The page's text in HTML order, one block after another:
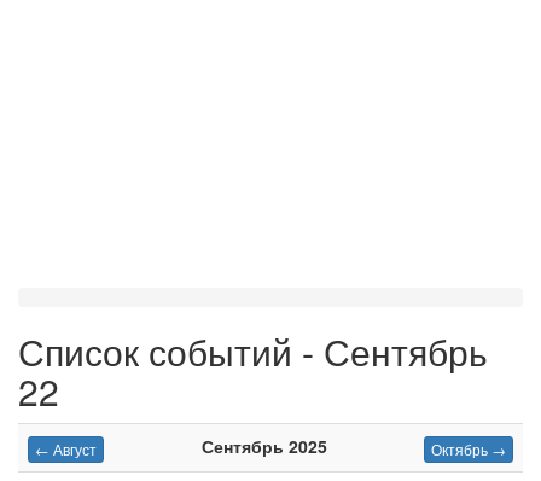
Список событий - Сентябрь
22
← Август Сентябрь 2025 Октябрь →